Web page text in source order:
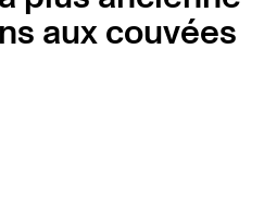
aux couvées